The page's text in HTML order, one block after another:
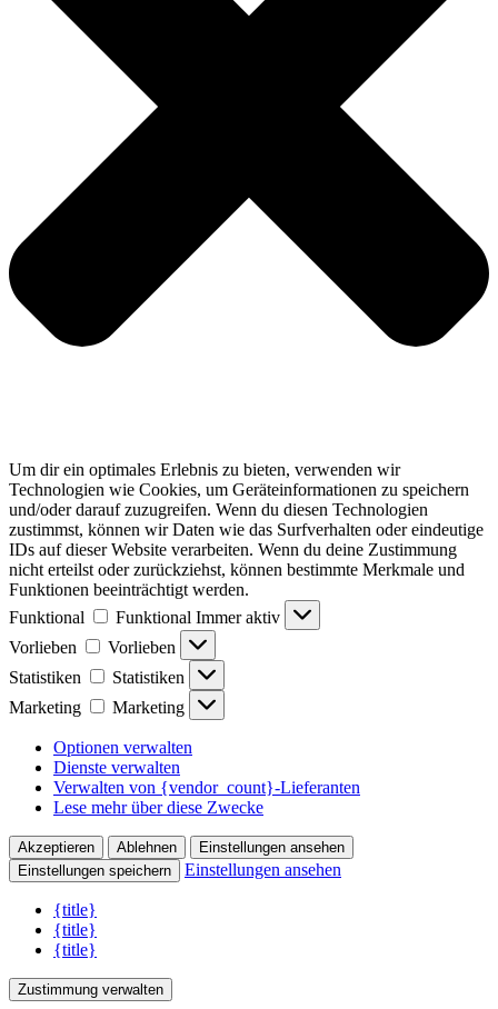
Um dir ein optimales Erlebnis zu bieten, verwenden wir
Technologien wie Cookies, um Geräteinformationen zu speichern
und/oder darauf zuzugreifen. Wenn du diesen Technologien
zustimmst, können wir Daten wie das Surfverhalten oder eindeutige
IDs auf dieser Website verarbeiten. Wenn du deine Zustimmung
nicht erteilst oder zurückziehst, können bestimmte Merkmale und
Funktionen beeinträchtigt werden.
Funktional
Funktional Immer aktiv
Vorlieben
Vorlieben
Statistiken
Statistiken
Marketing
Marketing
Optionen verwalten
Dienste verwalten
Verwalten von {vendor_count}-Lieferanten
Lese mehr über diese Zwecke
Akzeptieren Ablehnen
Einstellungen ansehen
Einstellungen speichern
Einstellungen ansehen
{title}
{title}
{title}
Zustimmung verwalten